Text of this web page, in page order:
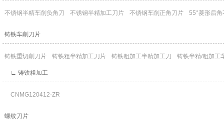
不锈钢半精车削负角刀 不锈钢半精加工刀片 不锈钢车削正角刀片 55°菱形后
铸铁车削刀片
铸铁重切削刀片 铸铁粗半精加工刀片 铸铁粗加工半精加工刀 铸铁半精/粗加工
∟ 铸铁粗加工
CNMG120412-ZR
螺纹刀片